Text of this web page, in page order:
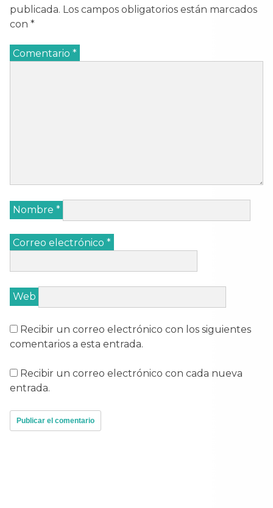
publicada. Los campos obligatorios están marcados
con *
Comentario *
Nombre *
Correo electrónico *
Web
Recibir un correo electrónico con los siguientes
comentarios a esta entrada.
Recibir un correo electrónico con cada nueva
entrada.